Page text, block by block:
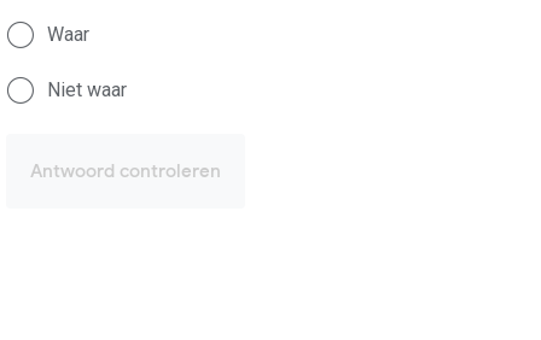
Waar
Niet waar
Antwoord controleren